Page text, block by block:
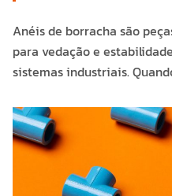
Anéis de borracha são
para vedação e
sistemas industriais.